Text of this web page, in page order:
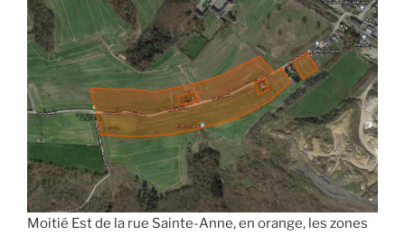
Moitié Est de la rue Sainte-Anne, en orange, les zones